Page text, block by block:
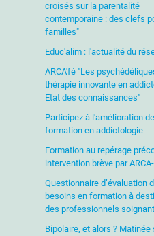
croisés sur la parentalité
contemporaine : des clefs
familles"
Educ'alim : l'actualité du
ARCA'fé "Les
thérapie innovante en
Etat des connaissances"
Participez à l'amélioration
formation en addictologie
Formation au repérage
intervention brève par
Questionnaire d’évaluation
besoins en formation à
des professionnels
Bipolaire, et alors ? Matinée